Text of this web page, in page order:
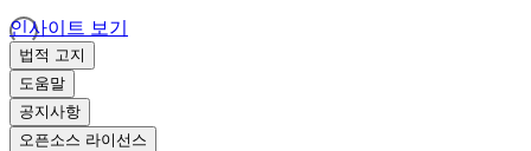
인사이트 보기
법적 고지
도움말
공지사항
오픈소스 라이선스